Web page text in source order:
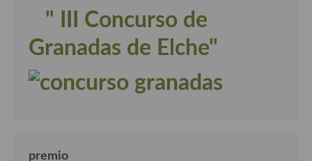
" III Concurso de
Granadas de Elche"
premio